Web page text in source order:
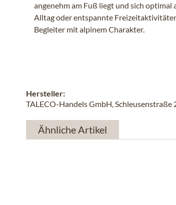
angenehm am Fuß liegt und sich optimal
Alltag oder entspannte
Begleiter mit alpinem Charakter.
Hersteller:
TALECO-Handels GmbH,
Ähnliche Artikel